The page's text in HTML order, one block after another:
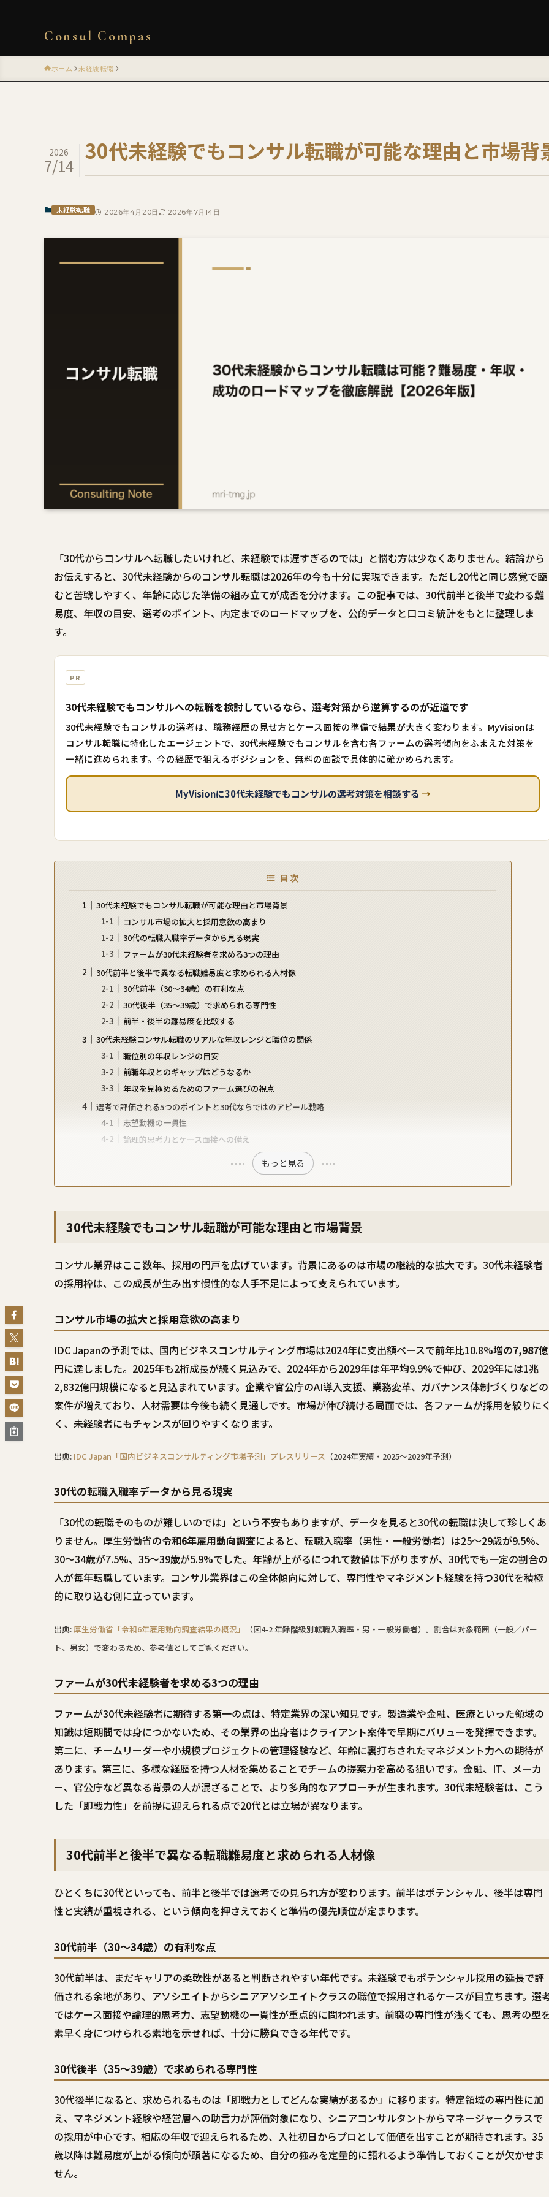
Consul Compas
ホーム 未経験転職
30代未経験でもコンサル転職が可能な理由と市場背
2026
7/14
未経験転職 2026年4月20日 2026年7月14日
「30代からコンサルへ転職したいけれど、未経験では遅すぎるのでは」と悩む方は少なくありません。結論から
お伝えすると、30代未経験からのコンサル転職は2026年の今も十分に実現できます。ただし20代と同じ感覚で臨
むと苦戦しやすく、年齢に応じた準備の組み立てが成否を分けます。この記事では、30代前半と後半で変わる難
易度、年収の目安、選考のポイント、内定までのロードマップを、公的データと口コミ統計をもとに整理しま
す。
PR
30代未経験でもコンサルへの転職を検討しているなら、選考対策から逆算するのが近道です
30代未経験でもコンサルの選考は、職務経歴の見せ方とケース面接の準備で結果が大きく変わります。MyVisionは
コンサル転職に特化したエージェントで、30代未経験でもコンサルを含む各ファームの選考傾向をふまえた対策を
一緒に進められます。今の経歴で狙えるポジションを、無料の面談で具体的に確かめられます。
MyVisionに30代未経験でもコンサルの選考対策を相談する →
目次
30代未経験でもコンサル転職が可能な理由と市場背景
コンサル市場の拡大と採用意欲の高まり
30代の転職入職率データから見る現実
ファームが30代未経験者を求める3つの理由
30代前半と後半で異なる転職難易度と求められる人材像
30代前半（30〜34歳）の有利な点
30代後半（35〜39歳）で求められる専門性
前半・後半の難易度を比較する
30代未経験コンサル転職のリアルな年収レンジと職位の関係
職位別の年収レンジの目安
前職年収とのギャップはどうなるか
年収を見極めるためのファーム選びの視点
選考で評価される5つのポイントと30代ならではのアピール戦略
志望動機の一貫性
論理的思考力とケース面接への備え
もっと見る
30代未経験でもコンサル転職が可能な理由と市場背景
コンサル業界はここ数年、採用の門戸を広げています。背景にあるのは市場の継続的な拡大です。30代未経験者
の採用枠は、この成長が生み出す慢性的な人手不足によって支えられています。
コンサル市場の拡大と採用意欲の高まり
IDC Japanの予測では、国内ビジネスコンサルティング市場は2024年に支出額ベースで前年比10.8%増の7,987億
円に達しました。2025年も2桁成長が続く見込みで、2024年から2029年は年平均9.9%で伸び、2029年には1兆
2,832億円規模になると見込まれています。企業や官公庁のAI導入支援、業務変革、ガバナンス体制づくりなどの
案件が増えており、人材需要は今後も続く見通しです。市場が伸び続ける局面では、各ファームが採用を絞りに
く、未経験者にもチャンスが回りやすくなります。
出典: IDC Japan「国内ビジネスコンサルティング市場予測」プレスリリース （2024年実績・2025〜2029年予測）
30代の転職入職率データから見る現実
「30代の転職そのものが難しいのでは」という不安もありますが、データを見ると30代の転職は決して珍しくあ
りません。厚生労働省の令和6年雇用動向調査によると、転職入職率（男性・一般労働者）は25〜29歳が9.5%、
30〜34歳が7.5%、35〜39歳が5.9%でした。年齢が上がるにつれて数値は下がりますが、30代でも一定の割合の
人が毎年転職しています。コンサル業界はこの全体傾向に対して、専門性やマネジメント経験を持つ30代を積極
的に取り込む側に立っています。
出典: 厚生労働省「令和6年雇用動向調査結果の概況」
（図4-2 年齢階級別転職入職率・男・一般労働者）。割合は対象範囲（一般／パー
ト、男女）で変わるため、参考値としてご覧ください。
ファームが30代未経験者を求める3つの理由
ファームが30代未経験者に期待する第一の点は、特定業界の深い知見です。製造業や金融、医療といった領域の
知識は短期間では身につかないため、その業界の出身者はクライアント案件で早期にバリューを発揮できます。
第二に、チームリーダーや小規模プロジェクトの管理経験など、年齢に裏打ちされたマネジメント力への期待が
あります。第三に、多様な経歴を持つ人材を集めることでチームの提案力を高める狙いです。金融、IT、メーカ
ー、官公庁など異なる背景の人が混ざることで、より多角的なアプローチが生まれます。30代未経験者は、こう
した「即戦力性」を前提に迎えられる点で20代とは立場が異なります。
30代前半と後半で異なる転職難易度と求められる人材像
ひとくちに30代といっても、前半と後半では選考での見られ方が変わります。前半はポテンシャル、後半は専門
性と実績が重視される、という傾向を押さえておくと準備の優先順位が定まります。
30代前半（30〜34歳）の有利な点
30代前半は、まだキャリアの柔軟性があると判断されやすい年代です。未経験でもポテンシャル採用の延長で評
価される余地があり、アソシエイトからシニアアソシエイトクラスの職位で採用されるケースが目立ちます。選
ではケース面接や論理的思考力、志望動機の一貫性が重点的に問われます。前職の専門性が浅くても、思考の型
素早く身につけられる素地を示せれば、十分に勝負できる年代です。
30代後半（35〜39歳）で求められる専門性
30代後半になると、求められるものは「即戦力としてどんな実績があるか」に移ります。特定領域の専門性に加
え、マネジメント経験や経営層への助言力が評価対象になり、シニアコンサルタントからマネージャークラスで
の採用が中心です。相応の年収で迎えられるため、入社初日からプロとして価値を出すことが期待されます。35
歳以降は難易度が上がる傾向が顕著になるため、自分の強みを定量的に語れるよう準備しておくことが欠かせま
せん。